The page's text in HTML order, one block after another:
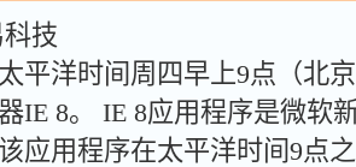
技
平洋时间周四早上9点（北
IE 8。 IE 8应用程序是微软
应用程序在太平洋时间9点